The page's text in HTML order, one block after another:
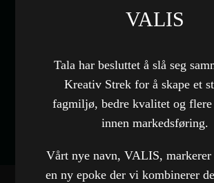
VALIS
Tala har besluttet å slå seg
Kreativ Strek for å skape et
fagmiljø, bedre kvalitet og flere
innen markedsføring.
Vårt nye navn, VALIS, markerer
en ny epoke der vi kombinerer